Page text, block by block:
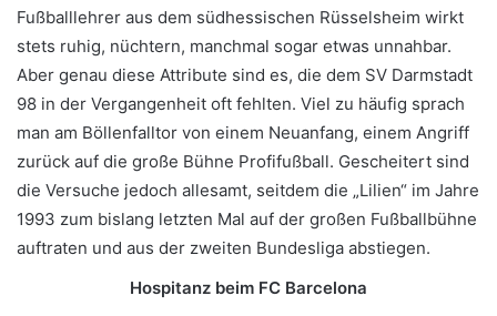
Fußballlehrer aus dem südhessischen Rüsselsheim wirkt
stets ruhig, nüchtern, manchmal sogar etwas unnahbar.
Aber genau diese Attribute sind es, die dem SV Darmstadt
98 in der Vergangenheit oft fehlten. Viel zu häufig sprach
man am Böllenfalltor von einem Neuanfang, einem Angriff
zurück auf die große Bühne Profifußball. Gescheitert sind
die Versuche jedoch allesamt, seitdem die „Lilien“ im Jahre
1993 zum bislang letzten Mal auf der großen Fußballbühne
auftraten und aus der zweiten Bundesliga abstiegen.
Hospitanz beim FC Barcelona